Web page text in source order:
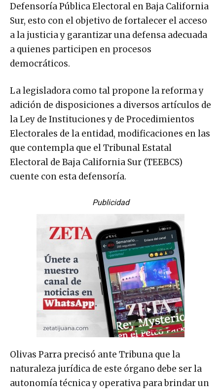
Defensoría Pública Electoral en Baja California
Sur, esto con el objetivo de fortalecer el acceso
a la justicia y garantizar una defensa adecuada
a quienes participen en procesos
democráticos.
La legisladora como tal propone la reforma y
adición de disposiciones a diversos artículos de
la Ley de Instituciones y de Procedimientos
Electorales de la entidad, modificaciones en las
que contempla que el Tribunal Estatal
Electoral de Baja California Sur (TEEBCS)
cuente con esta defensoría.
Publicidad
Olivas Parra precisó ante Tribuna que la
naturaleza jurídica de este órgano debe ser la
autonomía técnica y operativa para brindar un